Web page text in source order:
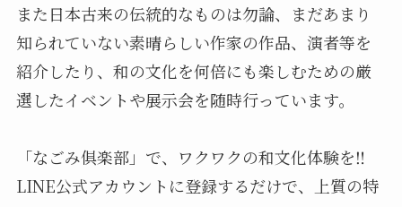
また日本古来の伝統的なものは勿論、まだあまり
知られていない素晴らしい作家の作品、演者等を
紹介したり、和の文化を何倍にも楽しむための厳
選したイベントや展示会を随時行っています。
「なごみ俱楽部」で、ワクワクの和文化体験を‼
LINE公式アカウントに登録するだけで、上質の特